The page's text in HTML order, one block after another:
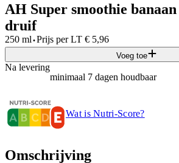
AH Super smoothie
druif
250 ml·Prijs per LT € 5,96
Voeg toe
Na levering
minimaal 7 dagen houdbaar
Wat is Nutri-Score?
Omschrijving